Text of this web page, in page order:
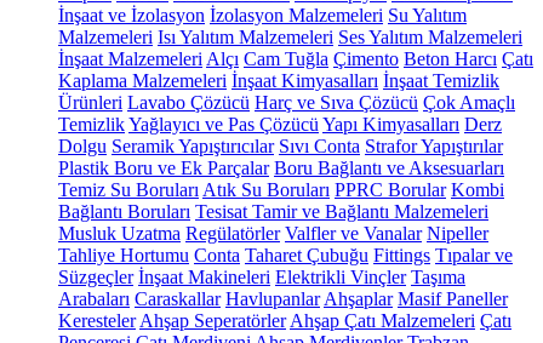
İnşaat ve İzolasyon İzolasyon Malzemeleri Su Yalıtım
Malzemeleri Isı Yalıtım Malzemeleri Ses Yalıtım Malzemeleri
İnşaat Malzemeleri Alçı Cam Tuğla Çimento Beton Harcı Çatı
Kaplama Malzemeleri İnşaat Kimyasalları İnşaat Temizlik
Ürünleri Lavabo Çözücü Harç ve Sıva Çözücü Çok Amaçlı
TemizlikYağlayıcı ve Pas Çözücü Yapı Kimyasalları Derz
Dolgu Seramik Yapıştırıcılar Sıvı Conta Strafor Yapıştırılar
Plastik Boru ve Ek Parçalar Boru Bağlantı ve Aksesuarları
Temiz Su Boruları Atık Su Boruları PPRC Borular Kombi
Bağlantı Boruları Tesisat Tamir ve Bağlantı Malzemeleri
Musluk Uzatma Regülatörler Valfler ve Vanalar Nipeller
Tahliye Hortumu Conta Taharet Çubuğu Fittings Tıpalar ve
Süzgeçler İnşaat Makineleri Elektrikli Vinçler Taşıma
Arabaları Caraskallar Havlupanlar Ahşaplar Masif Paneller
Keresteler Ahşap Seperatörler Ahşap Çatı Malzemeleri Çatı